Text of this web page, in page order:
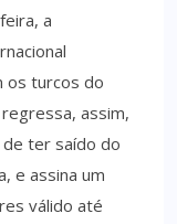
a
os turcos do
assim,
ter saído do
e assina um
válido até